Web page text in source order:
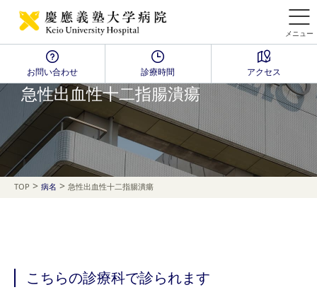
メニュー
お問い合わせ 診療時間 アクセス
Disease Name Search
急性出血性十二指腸潰瘍
TOP > 病名 > 急性出血性十二指腸潰瘍
こちらの診療科で診られます